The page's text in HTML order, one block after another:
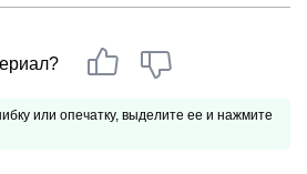
или опечатку, выделите ее и нажмите